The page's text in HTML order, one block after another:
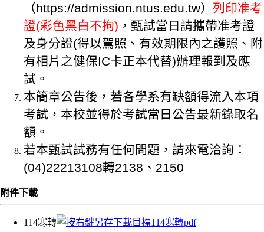
（https://admission.ntus.edu.tw） 列印准考
證(彩色黑白不拘) ，甄試當日請攜帶准考證
及身分證(得以駕照、有效期限內之護照、附
有相片之健保IC卡正本代替)辦理報到及應
試。
本簡章公告後，若各學系有缺額得流入本項
考試，本校並得於考試當日公告最新錄取名
額。
若本甄試試務有任何問題，請來電洽詢：
(04)22213108轉2138、2150
附件下載
114寒轉